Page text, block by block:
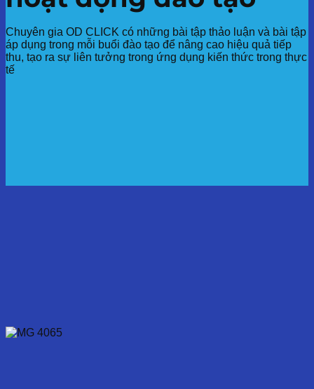
Chuyên gia OD CLICK có những bài tập thảo luận và bài tập
áp dụng trong mỗi buổi đào tạo để nâng cao hiệu quả tiếp
thu, tạo ra sự liên tưởng trong ứng dụng kiến thức trong thực
tế